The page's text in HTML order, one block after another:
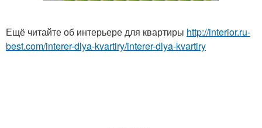
Ещё читайте об интерьере для квартиры http://interior.ru-
best.com/interer-dlya-kvartiry/interer-dlya-kvartiry